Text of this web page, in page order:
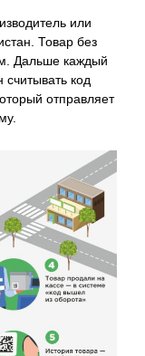
или
Товар без
Дальше каждый
считывать код
отправляет